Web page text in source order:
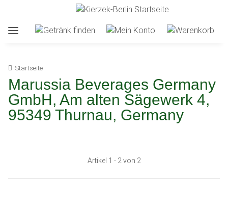
Startseite
Marussia Beverages Germany
GmbH, Am alten Sägewerk 4,
95349 Thurnau, Germany
Artikel 1 - 2 von 2